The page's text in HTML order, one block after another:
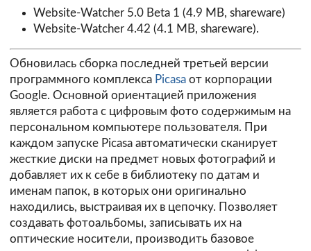
Website-Watcher 5.0 Beta 1 (4.9 MB, shareware)
Website-Watcher 4.42 (4.1 MB, shareware).
Обновилась сборка последней третьей версии
программного комплекса Picasa от корпорации
Google. Основной ориентацией приложения
является работа с цифровым фото содержимым на
персональном компьютере пользователя. При
каждом запуске Picasa автоматически сканирует
жесткие диски на предмет новых фотографий и
добавляет их к себе в библиотеку по датам и
именам папок, в которых они оригинально
находились, выстраивая их в цепочку. Позволяет
создавать фотоальбомы, записывать их на
оптические носители, производить базовое